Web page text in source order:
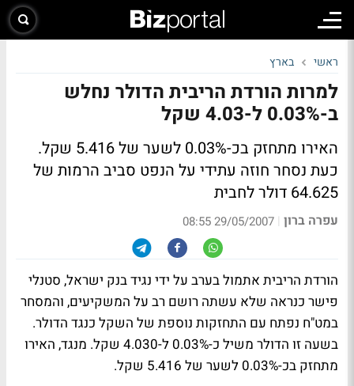
ראשי בארץ
למרות הורדת הריבית הדולר נחלש
ב-0.03% ל-4.03 שקל
האירו מתחזק בכ-0.03% לשער של 5.416 שקל.
כעת נסחר חוזה עתידי על הנפט סביב הרמות של
64.625 דולר לחבית
עפרה ברון |
29/05/2007 08:55
הורדת הריבית אתמול בערב על ידי נגיד בנק ישראל, סטנלי
פישר כנראה שלא עשתה רושם רב על המשקיעים, והמסחר
במט"ח נפתח עם התחזקות נוספת של השקל כנגד הדולר.
בשעה זו הדולר משיל כ-0.03% ל-4.030 שקל. מנגד, האירו
מתחזק בכ-0.03% לשער של 5.416 שקל.